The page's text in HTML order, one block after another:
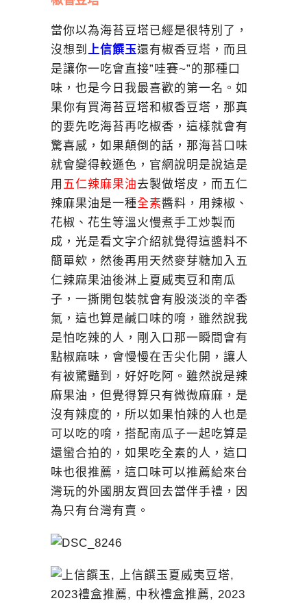
當你以為海苔豆塔已經是很特別了，
沒想到 上信饌玉還有椒香豆塔，而且
是讓你一吃會直接”哇賽~”的那種口
味，也是今日我最喜歡的第一名。如
果你有買海苔豆塔和椒香豆塔，那真
的要先吃海苔再吃椒香，這樣就會有
驚喜感，如果顛倒的話，那海苔口味
就會變得較遜色，官網說明是說這是
用 五仁辣麻果油去製做塔皮，而五仁
辣麻果油是一種全素醬料，用辣椒、
花椒、花生等溫火慢煮手工炒製而
成，光是看文字介紹就覺得這醬料不
簡單欸，然後再用天然麥芽糖加入五
仁辣麻果油後淋上夏威夷豆和南瓜
子，一撕開包裝就會有股淡淡的辛香
氣，這也算是鹹口味的唷，雖然說我
是怕吃辣的人，剛入口那一瞬間會有
點椒麻味，會慢慢在舌尖化開，讓人
有被驚豔到，好好吃阿。雖然說是辣
麻果油，但覺得算只有微微麻麻，是
沒有辣度的，所以如果怕辣的人也是
可以吃的唷，搭配南瓜子一起吃算是
還蠻合拍的，如果吃全素的人，這口
味也很推薦，這口味可以推薦給來台
灣玩的外國朋友買回去當伴手禮，因
為只有台灣有賣。